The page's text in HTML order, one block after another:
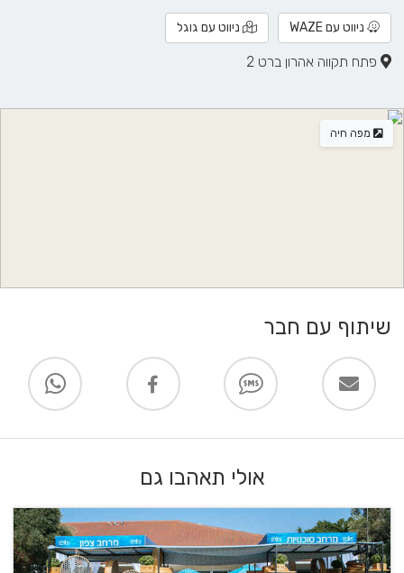
ניווט עם WAZE ניווט עם גוגל
פתח תקווה אהרון ברט 2
מפה חיה
שיתוף עם חבר
אולי תאהבו גם